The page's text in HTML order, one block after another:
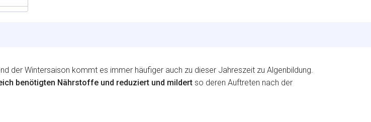
der Wintersaison kommt es immer häufiger auch zu dieser Jahreszeit zu Algenbildung.
benötigten Nährstoffe und reduziert und mildert so deren Auftreten nach der